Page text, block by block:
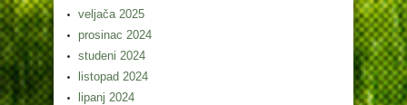
veljača 2025
prosinac 2024
studeni 2024
listopad 2024
lipanj 2024